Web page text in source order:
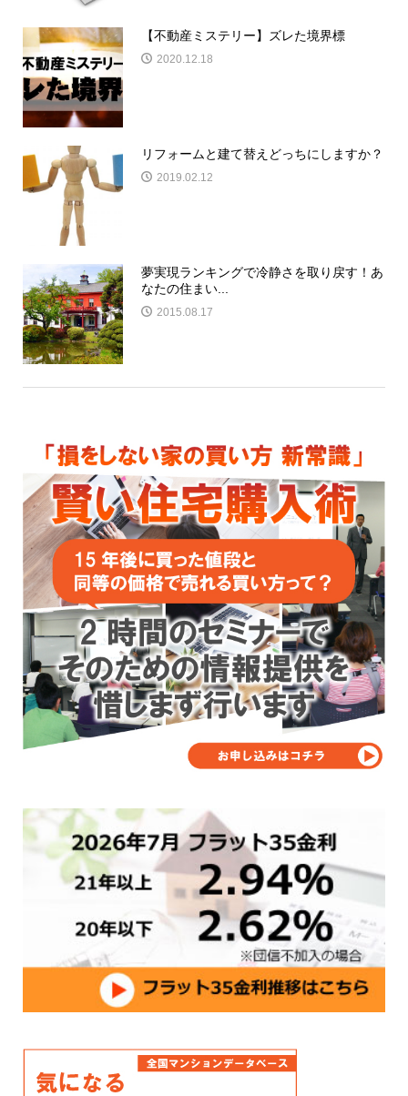
【不動産ミステリー】ズレた境界標
2020.12.18
リフォームと建て替えどっちにしますか？
2019.02.12
夢実現ランキングで冷静さを取り戻す！あ
なたの住まい...
2015.08.17